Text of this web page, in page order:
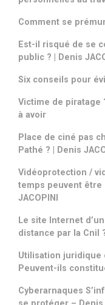
Comment se
Est-il risqué de se
public ? | Denis
Six conseils pour
Victime de piratage
à avoir
Place de ciné pas
Pathé ? | Denis
Vidéoprotection /
temps peuvent être
JACOPINI
Le site Internet
distance par la Cnil
Utilisation juridique
Peuvent-ils
Cyberarnaques